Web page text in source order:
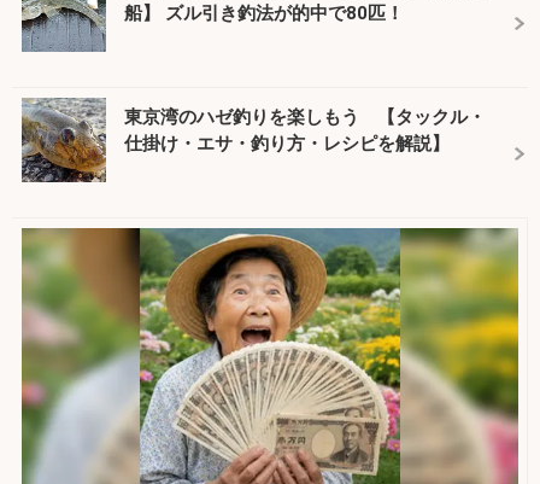
船】 ズル引き釣法が的中で80匹！
東京湾のハゼ釣りを楽しもう 【タックル・
仕掛け・エサ・釣り方・レシピを解説】